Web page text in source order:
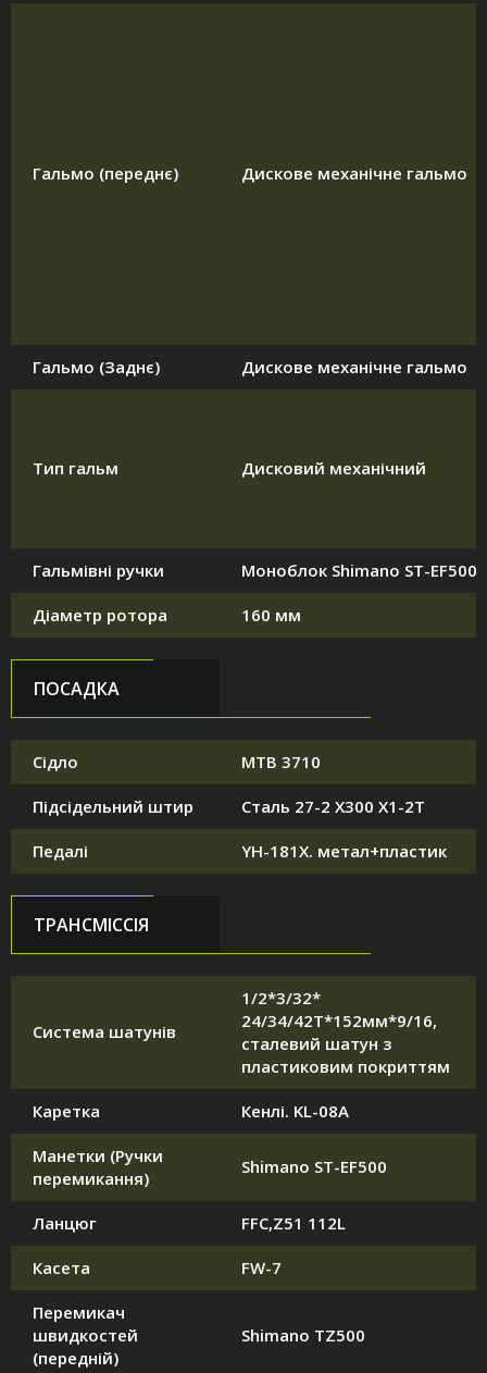
Гальмо (переднє) Дискове механічне гальмо
Гальмо (Заднє) Дискове механічне гальмо
Тип гальм Дисковий механічний
Гальмівні ручки Моноблок Shimano ST-EF500
Діаметр ротора 160 мм
ПОСАДКА
Сідло MTB 3710
Підсідельний штир Сталь 27-2 X300 X1-2T
Педалі YH-181X. метал+пластик
ТРАНСМІССІЯ
Система шатунів
1/2*3/32*
24/34/42T*152мм*9/16,
сталевий шатун з
пластиковим покриттям
Каретка Кенлі. KL-08A
Манетки (Ручки
перемикання)
Shimano ST-EF500
Ланцюг FFC,Z51 112L
Касета FW-7
Перемикач
швидкостей
(передній)
Shimano TZ500